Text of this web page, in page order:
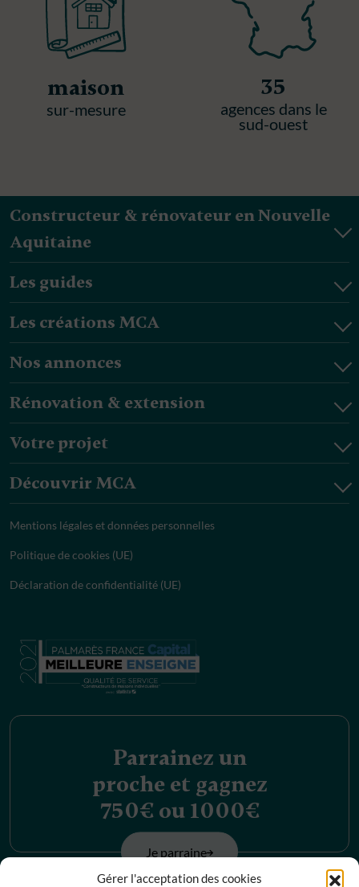
Gérer l'acceptation des cookies
maison
sur-mesure
35
agences dans le
sud-ouest
Constructeur & rénovateur en Nouvelle
Aquitaine
Les guides
Les créations MCA
Nos annonces
Rénovation & extension
Votre projet
Découvrir MCA
Mentions légales et données personnelles
Politique de cookies (UE)
Déclaration de confidentialité (UE)
Parrainez un
proche et gagnez
750€ ou 1000€
Je parraine